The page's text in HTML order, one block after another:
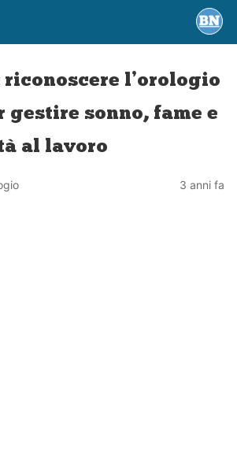
l’orologio
gestire sonno, fame e
al lavoro
3 anni fa